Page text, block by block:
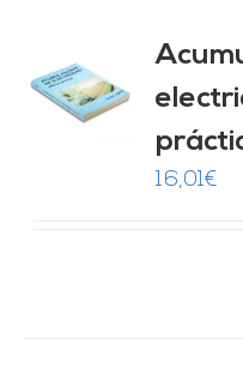
16,01€